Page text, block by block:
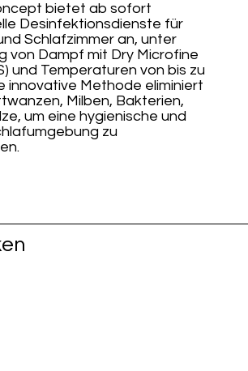
bietet ab sofort
Desinfektionsdienste für
Schlafzimmer an, unter
von Dampf mit Dry Microfine
und Temperaturen von bis zu
innovative Methode eliminiert
Milben, Bakterien,
um eine hygienische und
zu